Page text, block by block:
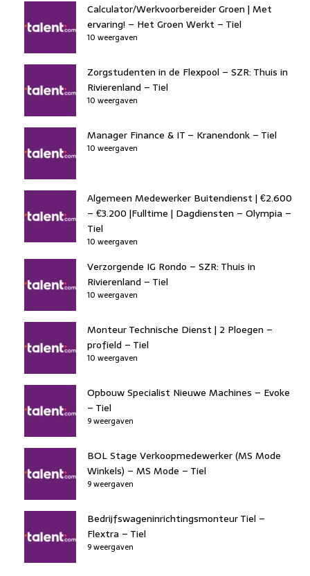
Calculator/Werkvoorbereider Groen | Met
ervaring! – Het Groen Werkt – Tiel
10 weergaven
Zorgstudenten in de Flexpool – SZR: Thuis in
Rivierenland – Tiel
10 weergaven
Manager Finance & IT – Kranendonk – Tiel
10 weergaven
Algemeen Medewerker Buitendienst | €2.600
– €3.200 |Fulltime | Dagdiensten – Olympia –
Tiel
10 weergaven
Verzorgende IG Rondo – SZR: Thuis in
Rivierenland – Tiel
10 weergaven
Monteur Technische Dienst | 2 Ploegen –
profield – Tiel
10 weergaven
Opbouw Specialist Nieuwe Machines – Evoke
– Tiel
9 weergaven
BOL Stage Verkoopmedewerker (MS Mode
Winkels) – MS Mode – Tiel
9 weergaven
Bedrijfswageninrichtingsmonteur Tiel –
Flextra – Tiel
9 weergaven